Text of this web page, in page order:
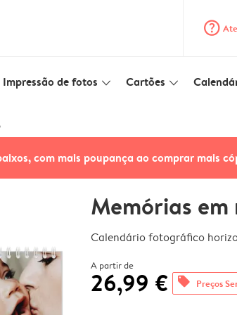
question_mark_circle
Impressão de fotos slim_arrow_down Cartões slim_arrow_down
com mais poupança ao comprar mais
Memórias
Calendário fotográfico
A partir de
26,99 € offers Preços